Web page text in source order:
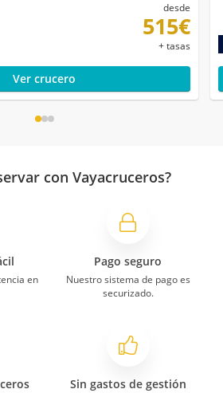
desde
515€
+ tasas
Ver crucero
con Vayacruceros?
en
Pago seguro
Nuestro sistema de pago es
securizado.
Sin gastos de gestión